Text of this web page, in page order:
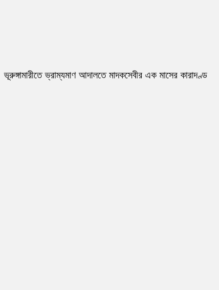
ভূরুঙ্গামারীতে ভ্রাম্যমাণ আদালতে মাদকসেবীর এক মাসের কারাদণ্ড